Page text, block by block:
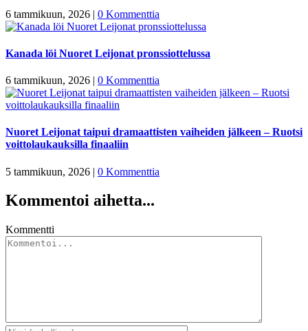
6 tammikuun, 2026 | 0 Kommenttia
Kanada löi Nuoret Leijonat pronssiottelussa
6 tammikuun, 2026 | 0 Kommenttia
Nuoret Leijonat taipui dramaattisten vaiheiden jälkeen – Ruotsi
voittolaukauksilla finaaliin
5 tammikuun, 2026 | 0 Kommenttia
Kommentoi aihetta...
Kommentti